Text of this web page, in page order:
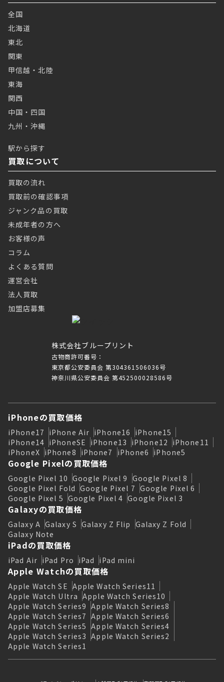
株式会社ブループリント
古物商許可番号：
東京都公安委員会 第304361506036号
神奈川県公安委員会 第452500028586号
全国
北海道
東北
関東
甲信越・北陸
東海
関西
中国・四国
九州・沖縄
駅から探す
買取について
買取の流れ
買取前の確認事項
ジャンク品の買取
未成年者の方へ
お客様の声
コラム
よくある質問
運営会社
法人買取
加盟店募集
iPhoneの買取価格
iPhone17 iPhone Air iPhone16 iPhone15
iPhone14 iPhoneSE iPhone13 iPhone12 iPhone11
iPhoneX iPhone8 iPhone7 iPhone6 iPhone5
Google Pixelの買取価格
Google Pixel 10 Google Pixel 9 Google Pixel 8
Google Pixel Fold Google Pixel 7 Google Pixel 6
Google Pixel 5 Google Pixel 4 Google Pixel 3
Galaxyの買取価格
Galaxy A Galaxy S Galaxy Z Flip Galaxy Z Fold
Galaxy Note
iPadの買取価格
iPad Air iPad Pro iPad iPad mini
Apple Watchの買取価格
Apple Watch SE Apple Watch Series11
Apple Watch Ultra Apple Watch Series10
Apple Watch Series9 Apple Watch Series8
Apple Watch Series7 Apple Watch Series6
Apple Watch Series5 Apple Watch Series4
Apple Watch Series3 Apple Watch Series2
Apple Watch Series1